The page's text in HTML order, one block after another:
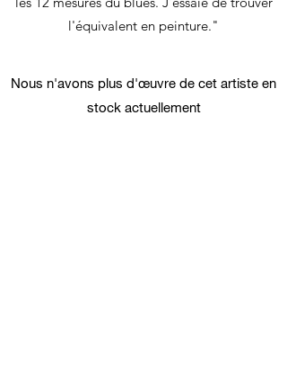
l'équivalent en peinture."
Nous n'avons plus d'œuvre de cet artiste en
stock actuellement